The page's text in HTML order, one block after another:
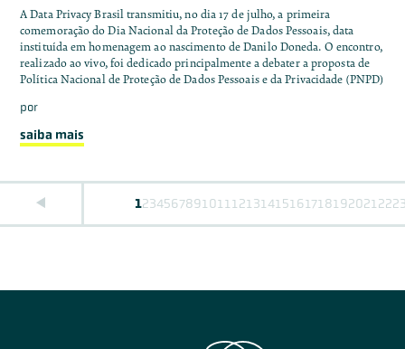
A Data Privacy Brasil transmitiu, no dia 17 de julho, a primeira
comemoração do Dia Nacional da Proteção de Dados Pessoais, data
instituída em homenagem ao nascimento de Danilo Doneda. O encontro,
realizado ao vivo, foi dedicado principalmente a debater a proposta de
Política Nacional de Proteção de Dados Pessoais e da Privacidade (PNPD)
por
saiba mais
1234567891011 12131415161718192021 22